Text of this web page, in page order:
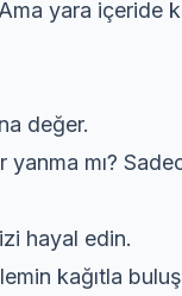
yara içeride
değer.
yanma mı?
hayal edin.
kağıtla